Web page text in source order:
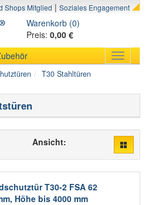
Shops Mitglied | Soziales Engagement
Warenkorb (0)
Preis: 0,00 €
Toggle
T30 Stahltüren
Ansicht:
T30-2 FSA 62
Höhe bis 4000 mm